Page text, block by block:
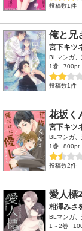
投稿数1件
俺と兄
宮下キツ
BLマンガ
1巻
700pt
投稿数1件
花坂く
宮下キツ
BLマンガ
1巻
800pt
投稿数2件
愛人標
相澤みさ
BLマンガ
1～2巻